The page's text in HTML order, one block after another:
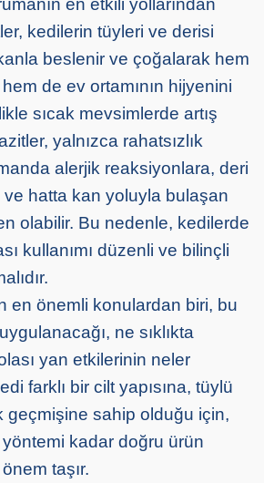
en etkili yollarından
kedilerin tüyleri ve derisi
beslenir ve çoğalarak hem
hem de ev ortamının hijyenini
sıcak mevsimlerde artış
yalnızca rahatsızlık
alerjik reaksiyonlara, deri
ve hatta kan yoluyla bulaşan
olabilir. Bu nedenle, kedilerde
kullanımı düzenli ve bilinçli
en önemli konulardan biri, bu
ne sıklıkta
yan etkilerinin neler
farklı bir cilt yapısına, tüylü
geçmişine sahip olduğu için,
kadar doğru ürün
taşır.